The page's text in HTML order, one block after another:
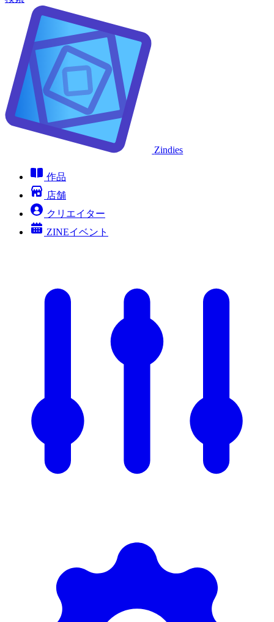
Zindies
作品
店舗
クリエイター
ZINEイベント